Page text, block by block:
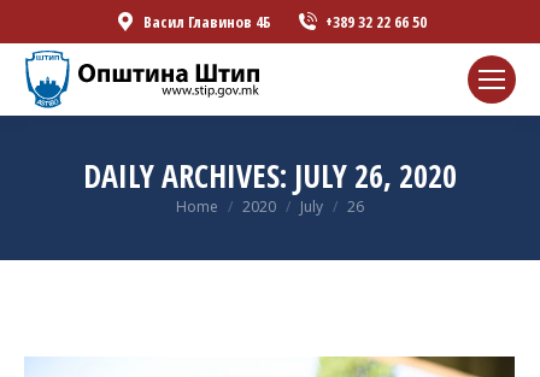
Васил Главинов 4Б +389 32 22 66 50
DAILY ARCHIVES: JULY 26, 2020
You are here:
Home 2020 July 26